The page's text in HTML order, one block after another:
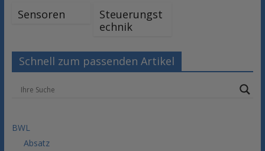
Sensoren
Steuerungst
echnik
Schnell zum passenden Artikel
BWL
Absatz